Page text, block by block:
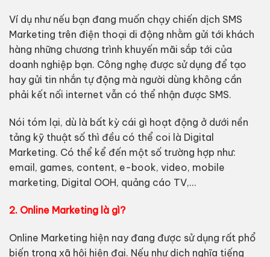
Ví dụ như nếu bạn đang muốn chạy chiến dịch SMS
Marketing trên điện thoại di động nhằm gửi tới khách
hàng những chương trình khuyến mãi sắp tới của
doanh nghiệp bạn. Công nghẹ được sử dụng để tạo
hay gửi tin nhắn tự động mà người dùng không cần
phải kết nối internet vẫn có thể nhận được SMS.
Nói tóm lại, dù là bất kỳ cái gì hoạt động ở dưới nền
tảng kỹ thuật số thì đều có thể coi là Digital
Marketing. Có thể kể đến một số trường hợp như:
email, games, content, e-book, video, mobile
marketing, Digital OOH, quảng cáo TV,…
2. Online Marketing là gì?
Online Marketing hiện nay đang được sử dụng rất phổ
biến trong xã hội hiện đại. Nếu như dịch nghĩa tiếng